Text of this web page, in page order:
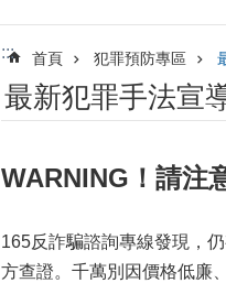
::: 首頁 犯罪預防專區
最新犯罪手法宣
WARNING！請注
165反詐騙諮詢專線發現，
方查證。千萬別因價格低廉